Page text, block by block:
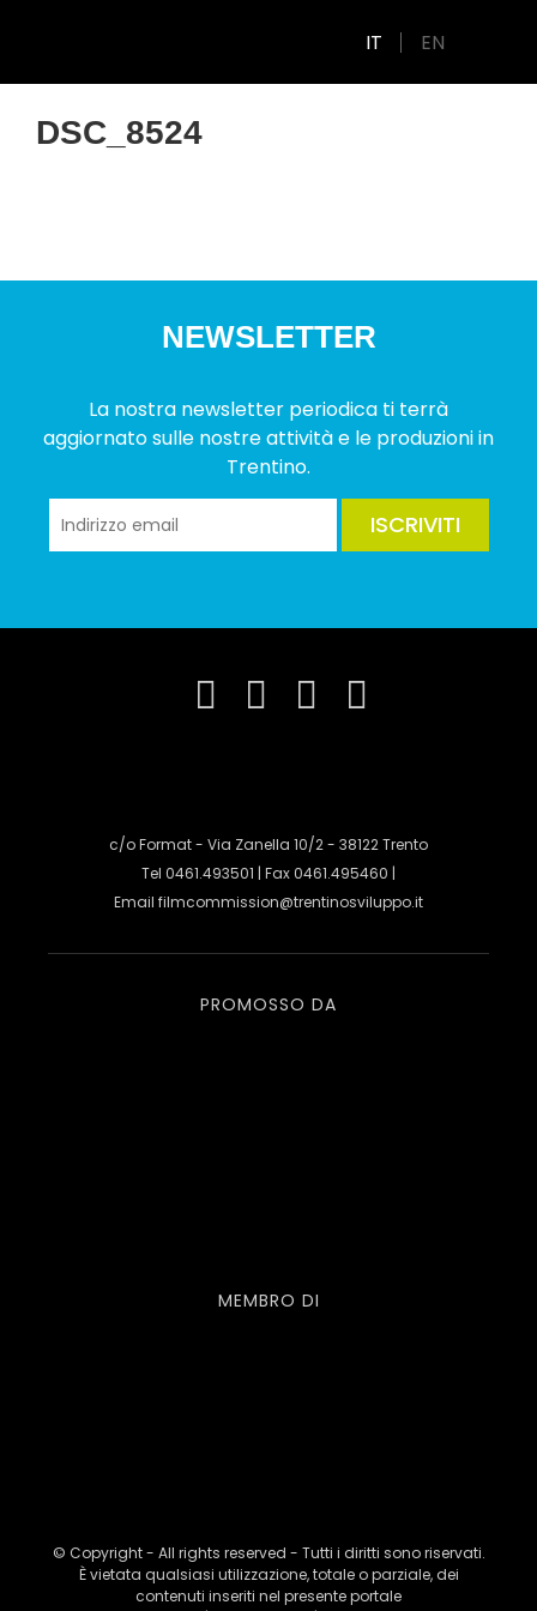
IT EN
DSC_8524
NEWSLETTER
La nostra newsletter periodica ti terrà
aggiornato sulle nostre attività e le produzioni in
Trentino.
ISCRIVITI
c/o Format - Via Zanella 10/2 - 38122 Trento
Tel 0461.493501 | Fax 0461.495460 |
Email filmcommission@trentinosviluppo.it
PROMOSSO DA
MEMBRO DI
© Copyright - All rights reserved - Tutti i diritti sono riservati.
È vietata qualsiasi utilizzazione, totale o parziale, dei
contenuti inseriti nel presente portale